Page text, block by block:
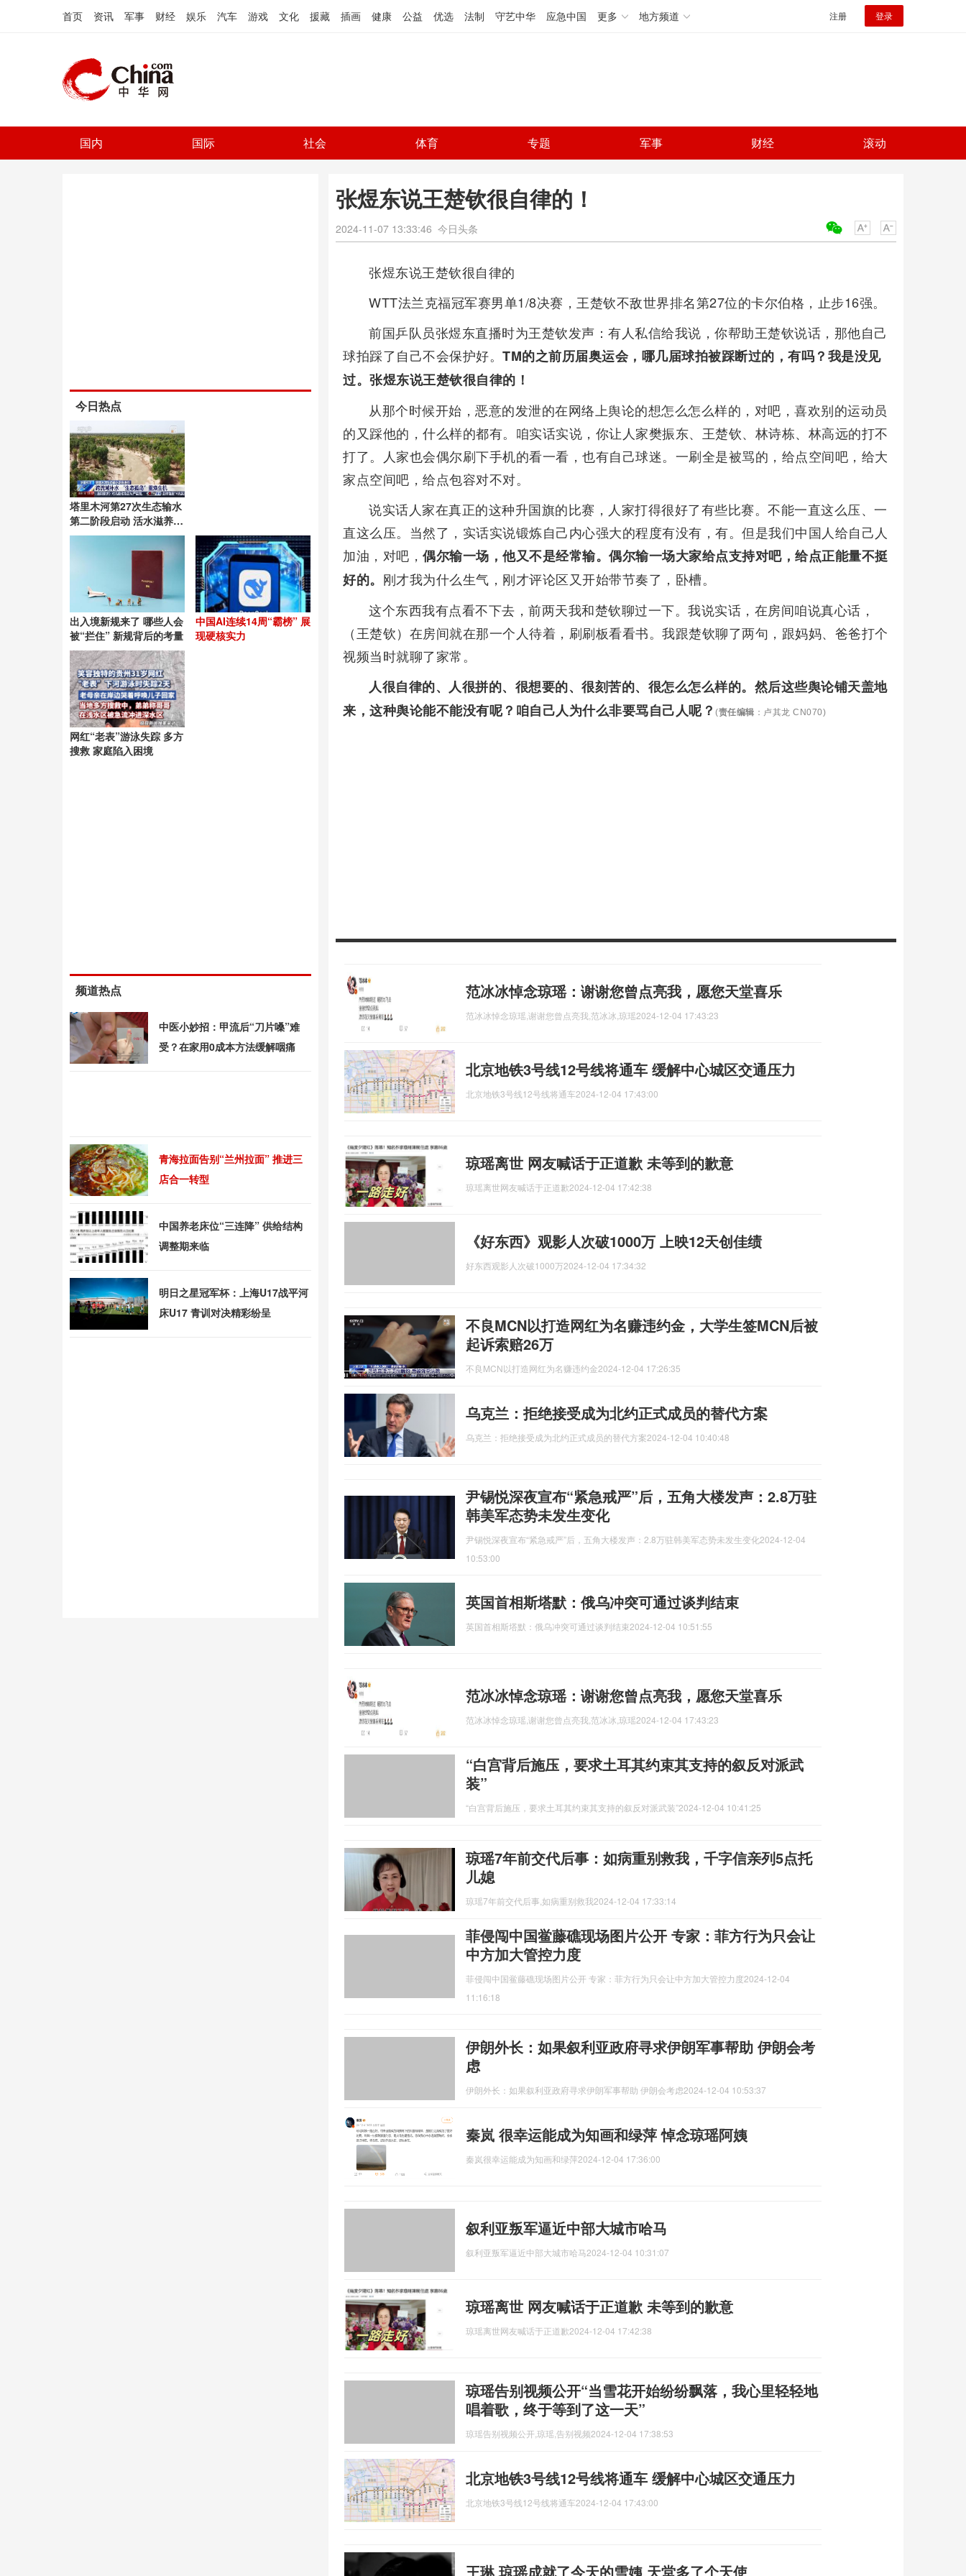
首页 资讯 军事 财经 娱乐 汽车 游戏 文化 援藏 插画 健康 公益 优选 法制 守艺中华 应急中国 更多 地方频道 注册 登录
国内 国际 社会 体育 专题 军事 财经 滚动
张煜东说王楚钦很自律的！
2024-11-07 13:33:46 今日头条
张煜东说王楚钦很自律的
WTT法兰克福冠军赛男单1/8决赛，王楚钦不敌世界排名第27位的卡尔伯格，止步16强。
前国乒队员张煜东直播时为王楚钦发声：有人私信给我说，你帮助王楚钦说话，那他自己
球拍踩了自己不会保护好。 TM的之前历届奥运会，哪几届球拍被踩断过的，有吗？我是没见
过。张煜东说王楚钦很自律的！
从那个时候开始，恶意的发泄的在网络上舆论的想怎么怎么样的，对吧，喜欢别的运动员
的又踩他的，什么样的都有。咱实话实说，你让人家樊振东、王楚钦、林诗栋、林高远的打不
打了。人家也会偶尔刷下手机的看一看，也有自己球迷。一刷全是被骂的，给点空间吧，给大
家点空间吧，给点包容对不对。
说实话人家在真正的这种升国旗的比赛，人家打得很好了有些比赛。不能一直这么压、一
直这么压。当然了，实话实说锻炼自己内心强大的程度有没有，有。但是我们中国人给自己人
加油，对吧， 偶尔输一场，他又不是经常输。偶尔输一场大家给点支持对吧，给点正能量不挺
好的。 刚才我为什么生气，刚才评论区又开始带节奏了，卧槽。
这个东西我有点看不下去，前两天我和楚钦聊过一下。我说实话，在房间咱说真心话，
（王楚钦）在房间就在那一个人待着，刷刷板看看书。我跟楚钦聊了两句，跟妈妈、爸爸打个
视频当时就聊了家常。
人很自律的、人很拼的、很想要的、很刻苦的、很怎么怎么样的。然后这些舆论铺天盖地
来，这种舆论能不能没有呢？咱自己人为什么非要骂自己人呢？ (责任编辑 ：卢其龙 CN070)
范冰冰悼念琼瑶：谢谢您曾点亮我，愿您天堂喜乐
范冰冰悼念琼瑶,谢谢您曾点亮我,范冰冰,琼瑶2024-12-04 17:43:23
北京地铁3号线12号线将通车 缓解中心城区交通压力
北京地铁3号线12号线将通车2024-12-04 17:43:00
琼瑶离世 网友喊话于正道歉 未等到的歉意
琼瑶离世网友喊话于正道歉2024-12-04 17:42:38
《好东西》观影人次破1000万 上映12天创佳绩
好东西观影人次破1000万2024-12-04 17:34:32
不良MCN以打造网红为名赚违约金，大学生签MCN后被
起诉索赔26万
不良MCN以打造网红为名赚违约金2024-12-04 17:26:35
乌克兰：拒绝接受成为北约正式成员的替代方案
乌克兰：拒绝接受成为北约正式成员的替代方案2024-12-04 10:40:48
尹锡悦深夜宣布“紧急戒严”后，五角大楼发声：2.8万驻
韩美军态势未发生变化
尹锡悦深夜宣布“紧急戒严”后，五角大楼发声：2.8万驻韩美军态势未发生变化2024-12-04
10:53:00
英国首相斯塔默：俄乌冲突可通过谈判结束
英国首相斯塔默：俄乌冲突可通过谈判结束2024-12-04 10:51:55
范冰冰悼念琼瑶：谢谢您曾点亮我，愿您天堂喜乐
范冰冰悼念琼瑶,谢谢您曾点亮我,范冰冰,琼瑶2024-12-04 17:43:23
“白宫背后施压，要求土耳其约束其支持的叙反对派武
装”
“白宫背后施压，要求土耳其约束其支持的叙反对派武装”2024-12-04 10:41:25
琼瑶7年前交代后事：如病重别救我，千字信亲列5点托
儿媳
琼瑶7年前交代后事,如病重别救我2024-12-04 17:33:14
菲侵闯中国鲎藤礁现场图片公开 专家：菲方行为只会让
中方加大管控力度
菲侵闯中国鲎藤礁现场图片公开 专家：菲方行为只会让中方加大管控力度2024-12-04
11:16:18
伊朗外长：如果叙利亚政府寻求伊朗军事帮助 伊朗会考
虑
伊朗外长：如果叙利亚政府寻求伊朗军事帮助 伊朗会考虑2024-12-04 10:53:37
秦岚 很幸运能成为知画和绿萍 悼念琼瑶阿姨
秦岚很幸运能成为知画和绿萍2024-12-04 17:36:00
叙利亚叛军逼近中部大城市哈马
叙利亚叛军逼近中部大城市哈马2024-12-04 10:31:07
琼瑶离世 网友喊话于正道歉 未等到的歉意
琼瑶离世网友喊话于正道歉2024-12-04 17:42:38
琼瑶告别视频公开“当雪花开始纷纷飘落，我心里轻轻地
唱着歌，终于等到了这一天”
琼瑶告别视频公开,琼瑶,告别视频2024-12-04 17:38:53
北京地铁3号线12号线将通车 缓解中心城区交通压力
北京地铁3号线12号线将通车2024-12-04 17:43:00
王琳 琼瑶成就了今天的雪姨 天堂多了个天使
今日热点
塔里木河第27次生态输水
第二阶段启动 活水滋养绿
洲
出入境新规来了 哪些人会
被“拦住” 新规背后的考量
中国AI连续14周“霸榜” 展
现硬核实力
网红“老表”游泳失踪 多方
搜救 家庭陷入困境
频道热点
中医小妙招：甲流后“刀片嗓”难
受？在家用0成本方法缓解咽痛
青海拉面告别“兰州拉面” 推进三
店合一转型
中国养老床位“三连降” 供给结构
调整期来临
明日之星冠军杯：上海U17战平河
床U17 青训对决精彩纷呈